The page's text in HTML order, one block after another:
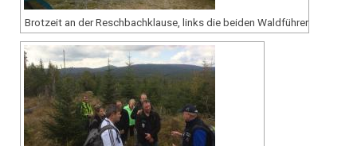
Brotzeit an der Reschbachklause, links die beiden Waldführer